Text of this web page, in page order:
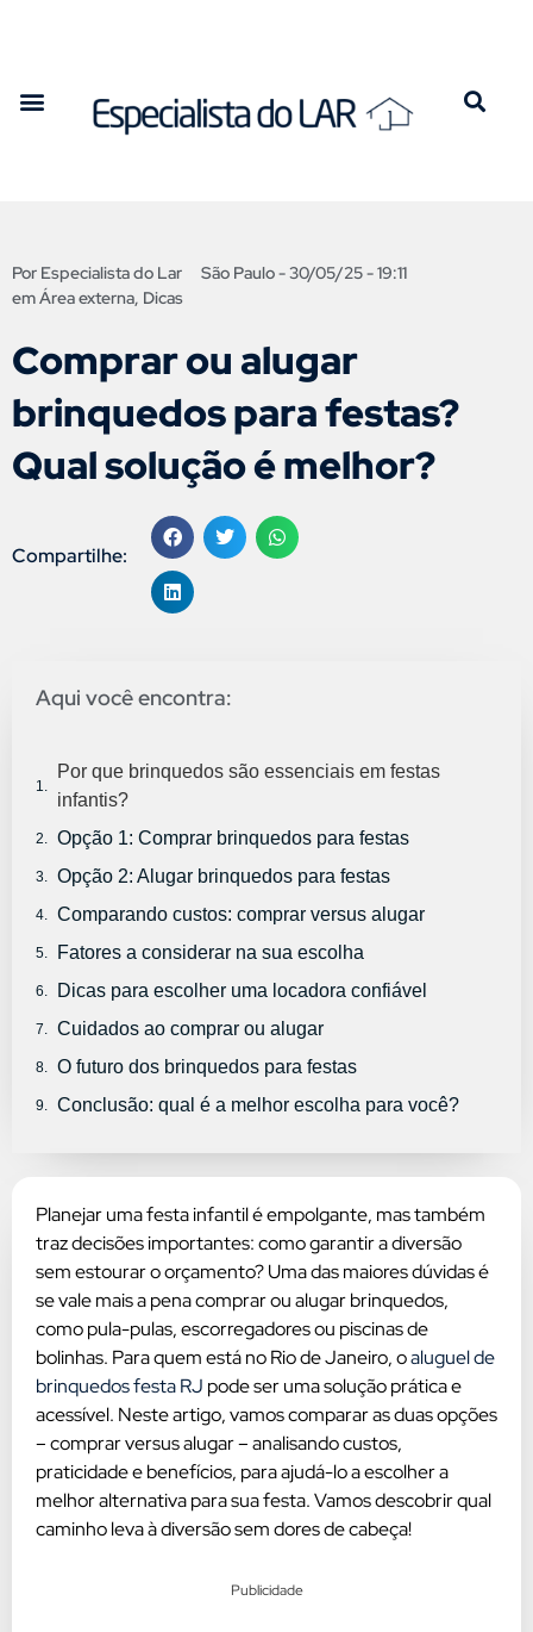
Por Especialista do Lar São Paulo -30/05/25 - 19:11
emÁrea externa, Dicas
Comprar ou alugar
brinquedos para festas?
Qual solução é melhor?
Compartilhe:
Aqui você encontra:
Por que brinquedos são essenciais em festas
infantis?
Opção 1: Comprar brinquedos para festas
Opção 2: Alugar brinquedos para festas
Comparando custos: comprar versus alugar
Fatores a considerar na sua escolha
Dicas para escolher uma locadora confiável
Cuidados ao comprar ou alugar
O futuro dos brinquedos para festas
Conclusão: qual é a melhor escolha para você?
Planejar uma festa infantil é empolgante, mas também
traz decisões importantes: como garantir a diversão
sem estourar o orçamento? Uma das maiores dúvidas é
se vale mais a pena comprar ou alugar brinquedos,
como pula-pulas, escorregadores ou piscinas de
bolinhas. Para quem está no Rio de Janeiro, oaluguel de
brinquedos festa RJ pode ser uma solução prática e
acessível. Neste artigo, vamos comparar as duas opções
– comprar versus alugar – analisando custos,
praticidade e benefícios, para ajudá-lo a escolher a
melhor alternativa para sua festa. Vamos descobrir qual
caminho leva à diversão sem dores de cabeça!
Publicidade